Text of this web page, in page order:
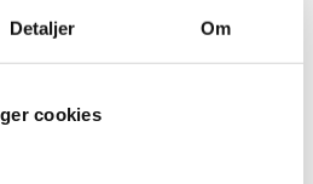
Detaljer Om
cookies